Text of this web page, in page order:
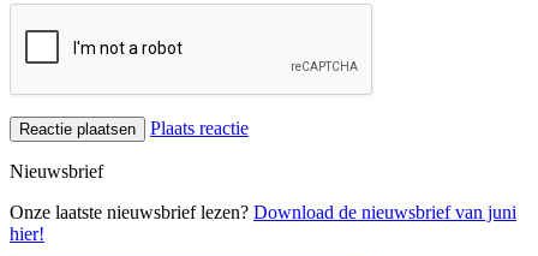
Plaats reactie
Nieuwsbrief
Onze laatste nieuwsbrief lezen? Download de nieuwsbrief van juni
hier!